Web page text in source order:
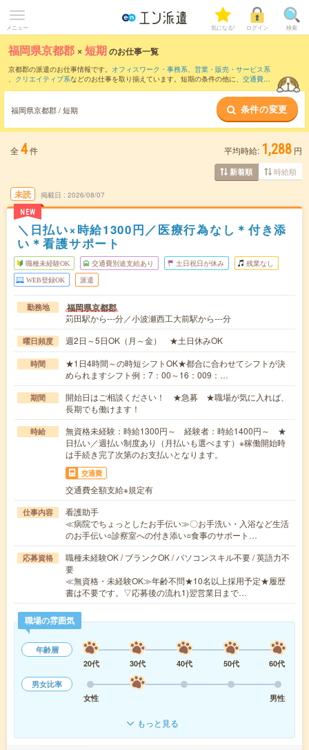
メニュー 気になる! ログイン 検索
福岡県京都郡 ×短期のお仕事一覧
京都郡の派遣のお仕事情報です。 オフィスワーク・事務系、 営業・販売・サービス系
、 クリエイティブ系などのお仕事を取り揃えています。短期の条件の他に、 交通費別
福岡県京都郡 / 短期 条件の変更
全 4件 平均時給: 1,288 円
新着順 時給順
未読
NEW
掲載日 2026/08/07
＼日払い×時給1300円／医療行為なし＊付き添
い＊看護サポート
職種未経験OK 交通費別途支給あり 土日祝日が休み 残業なし
WEB登録OK 派遣
勤務地 福岡県京都郡
苅田駅から---分／小波瀬西工大前駅から---分
曜日頻度 週2日～5日OK（月～金） ★土日休みOK
時間
★1日4時間～の時短シフトOK★都合に合わせてシフトが決
められますシフト例：7：00～16：009：…
期間
開始日はご相談ください！ ★急募 ★職場が気に入れば、
長期でも働けます！
時給
無資格未経験：時給1300円～ 経験者：時給1400円～ ★
日払い／週払い制度あり（月払いも選べます）※稼働開始時
は手続き完了次第のお支払いとなります。
交通費
交通費全額支給※規定有
仕事内容
看護助手
≪病院でちょっとしたお手伝い≫〇お手洗い・入浴など生活
のお手伝い○診察室への付き添い○食事のサポート…
応募資格
職種未経験OK / ブランクOK / パソコンスキル不要 / 英語力不
要
≪無資格・未経験OK≫年齢不問★10名以上採用予定★履歴
書は不要です。▽応募後の流れ1)翌営業日まで…
職場の雰囲気
年齢層
20代
30代 40代 50代
60代
男女比率
女性
男性
もっと見る